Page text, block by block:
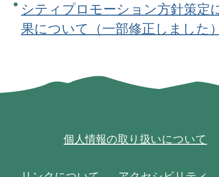
シティプロモーション方針策定
果について（一部修正しました
個人情報の取り扱いについて